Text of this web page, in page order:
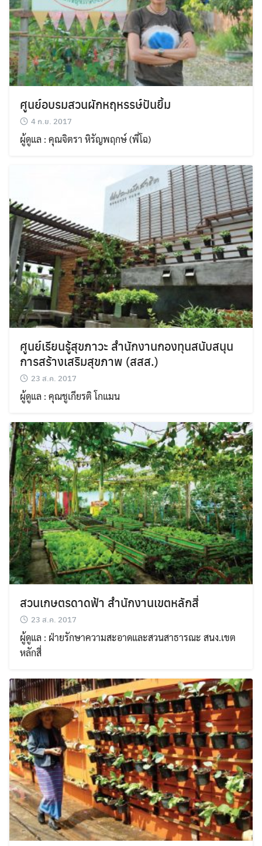
Search
for: Search
ศูนย์อบรมสวนผักหฤหรรษ์ปันยิ้ม
4 ก.ย. 2017
ผู้ดูแล : คุณจิตรา หิรัญพฤกษ์ (พี่โฉ)
ศูนย์เรียนรู้สุขภาวะ สำนักงานกองทุนสนับสนุน
การสร้างเสริมสุขภาพ (สสส.)
23 ส.ค. 2017
ผู้ดูแล : คุณชูเกียรติ โกแมน
สวนเกษตรดาดฟ้า สำนักงานเขตหลักสี่
23 ส.ค. 2017
ผู้ดูแล : ฝ่ายรักษาความสะอาดและสวนสาธารณะ สนง.เขต
หลักสี่